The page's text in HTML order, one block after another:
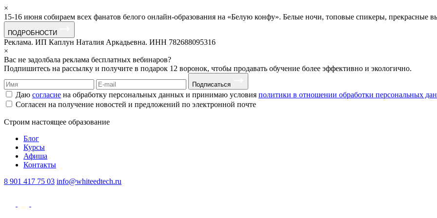
×
15-16 июня собираем всех фанатов белого онлайн-образования на «Белую конфу». Белые ночи, топовые спикеры, прекрасные
ПОДРОБНОСТИ
Реклама. ИП Каплун Наталия Аркадьевна. ИНН 782688095316
×
Вас не задолбала реклама бесплатных вебинаров?
Подпишитесь на рассылку и получите в подарок 12 воронок, чтобы продавать обучение более эффективно и экологично.
Подписаться
Даю согласие на обработку персональных данных и принимаю условия политики в отношении обработки персональных
Согласен на получение новостей и предложений по электронной почте
Строим настоящее образование
Блог
Курсы
Афиша
Контакты
8 901 417 75 03 info@whiteedtech.ru